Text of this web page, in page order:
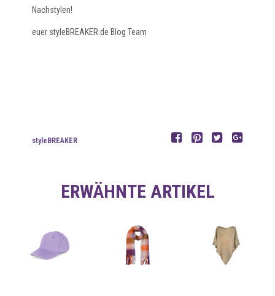
Nachstylen!
euer styleBREAKER.de Blog Team
styleBREAKER
ERWÄHNTE ARTIKEL